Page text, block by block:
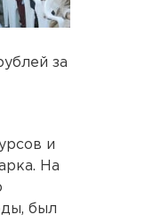
за
и
На
был